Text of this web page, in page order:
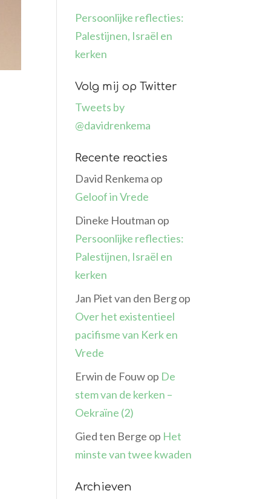
Persoonlijke reflecties:
Palestijnen, Israël en
kerken
Volg mij op Twitter
Tweets by
@davidrenkema
Recente reacties
David Renkema op
Geloof in Vrede
Dineke Houtman op
Persoonlijke reflecties:
Palestijnen, Israël en
kerken
Jan Piet van den Bergop
Over het existentieel
pacifisme van Kerk en
Vrede
Erwin de Fouwop De
stem van de kerken –
Oekraïne (2)
Gied ten Berge op Het
minste van twee kwaden
Archieven